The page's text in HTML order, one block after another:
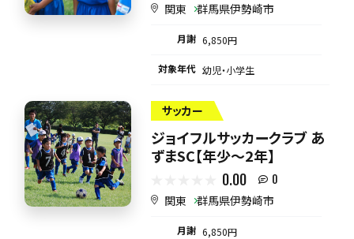
関東 群馬県伊勢崎市
月謝 6,850円
対象年代 幼児・小学生
サッカー
ジョイフルサッカークラブ あ
ずまSC【年少～2年】
0.00 0
関東 群馬県伊勢崎市
月謝 6,850円